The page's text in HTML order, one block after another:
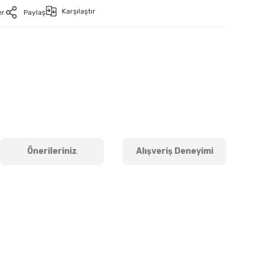
Paylaş Karşılaştır
Önerileriniz Alışveriş Deneyimi